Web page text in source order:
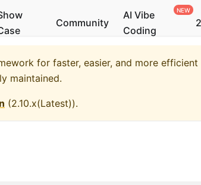
Community
AI Vibe
Coding
for faster, easier, and more efficient
maintained.
(2.10.x(Latest)).